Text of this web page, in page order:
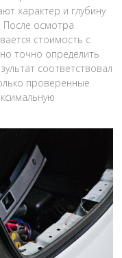
характер и глубину
После осмотра
стоимость с
точно определить
соответствовал
проверенные